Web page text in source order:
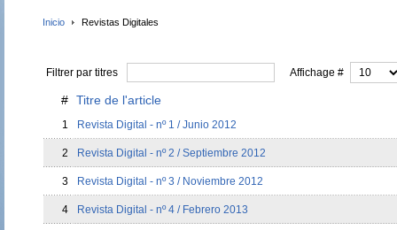
Inicio Revistas Digitales
Filtrer par titres Affichage #
# Titre de l'article
1 Revista Digital - nº 1 / Junio 2012
2 Revista Digital - nº 2 / Septiembre 2012
3 Revista Digital - nº 3 / Noviembre 2012
4 Revista Digital - nº 4 / Febrero 2013